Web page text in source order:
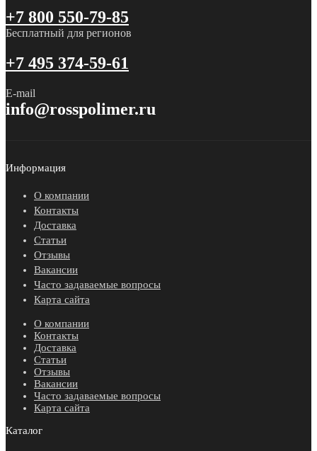
+7 800 550-79-85
Бесплатный для регионов
+7 495 374-59-61
E-mail
info@rosspolimer.ru
Информация
О компании
Контакты
Доставка
Статьи
Отзывы
Вакансии
Часто задаваемые вопросы
Карта сайта
О компании
Контакты
Доставка
Статьи
Отзывы
Вакансии
Часто задаваемые вопросы
Карта сайта
Каталог